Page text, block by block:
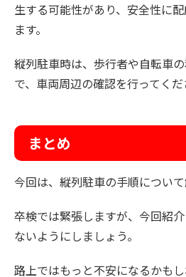
生する可能性があり、安全性に
ます。
縦列駐車時は、歩行者や自転車
で、車両周辺の確認を行ってくだ
まとめ
今回は、縦列駐車の手順について
卒検では緊張しますが、今回紹
ないようにしましょう。
路上ではもっと不安になるかも